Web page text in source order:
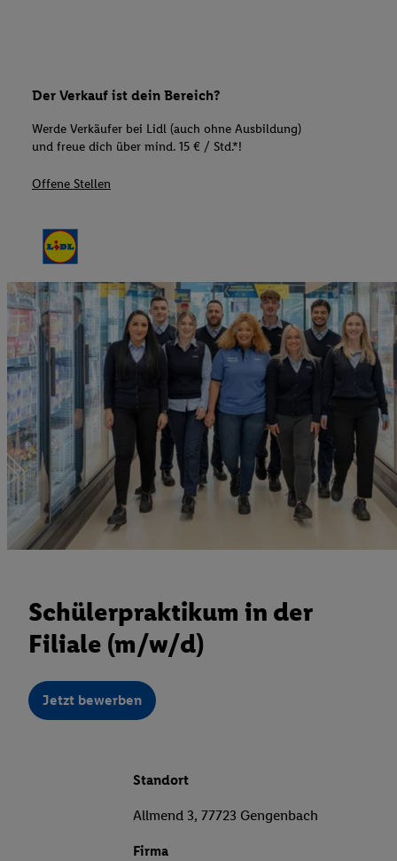
Der Verkauf ist dein Bereich?
Werde Verkäufer bei Lidl (auch ohne Ausbildung)
und freue dich über mind. 15 € / Std.*!
Offene Stellen
Schülerpraktikum in der
Filiale (m/w/d)
Jetzt bewerben
Standort
Allmend 3, 77723 Gengenbach
Firma